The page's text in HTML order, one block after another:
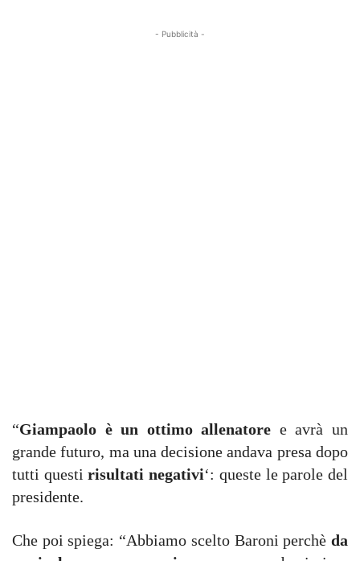
- Pubblicità -
“Giampaolo è un ottimo allenatore e avrà un
grande futuro, ma una decisione andava presa dopo
tutti questirisultati negativi‘: queste le parole del
presidente.
Che poi spiega: “Abbiamo scelto Baroni perchè da